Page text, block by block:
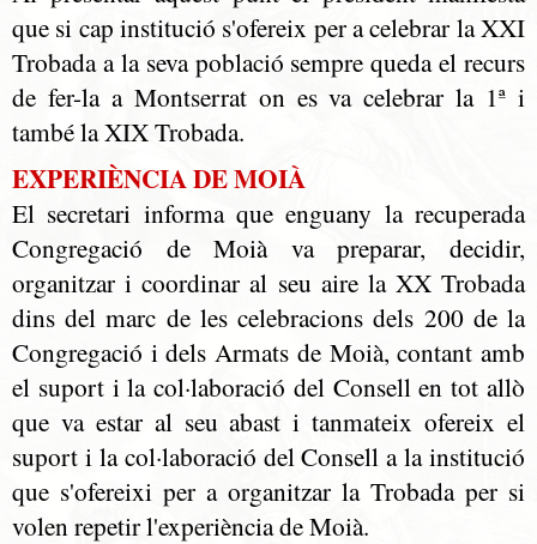
que si cap institució s'ofereix per a celebrar la XXI
Trobada a la seva població sempre queda el recurs
de fer-la a Montserrat on es va celebrar la 1ª i
també la XIX Trobada.
EXPERIÈNCIA DE MOIÀ
El secretari informa que enguany la recuperada
Congregació de Moià va preparar, decidir,
organitzar i coordinar al seu aire la XX Trobada
dins del marc de les celebracions dels 200 de la
Congregació i dels Armats de Moià, contant amb
el suport i la col·laboració del Consell en tot allò
que va estar al seu abast i tanmateix ofereix el
suport i la col·laboració del Consell a la institució
que s'ofereixi per a organitzar la Trobada per si
volen repetir l'experiència de Moià.